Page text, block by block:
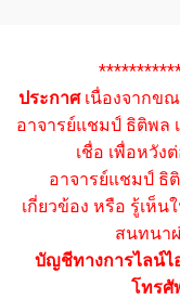
ประกาศเนื่องจากข
อาจารย์แชมป์ ธิติพล
เชื่อ เพื่อหวั
อาจารย์แชมป์ ธิ
เกี่ยวข้อง หรือ รู้เห็น
สนทนา
บัญชีทางการไลน์ไ
โทรศั